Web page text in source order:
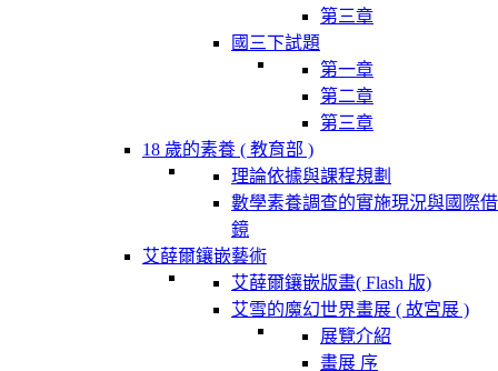
第三章
國三下試題
第一章
第二章
第三章
18 歲的素養 ( 教育部 )
理論依據與課程規劃
數學素養調查的實施現況與國際借
鏡
艾薛爾鑲嵌藝術
艾薛爾鑲嵌版畫( Flash 版)
艾雪的魔幻世界畫展 ( 故宮展 )
展覽介紹
畫展 序